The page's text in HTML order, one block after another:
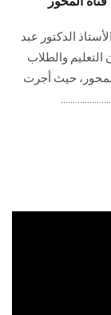
الدكتور عبد
والطلاب
على قناة المحور، حيث أجرت